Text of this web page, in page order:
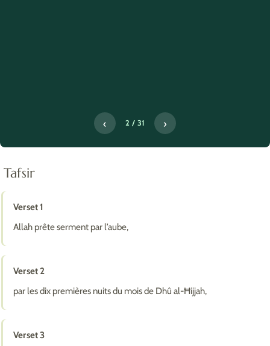
‹ 2 / 31 ›
Tafsir
Verset 1
Allah prête serment par l’aube,
Verset 2
par les dix premières nuits du mois de Dhû al-Ħijjah,
Verset 3